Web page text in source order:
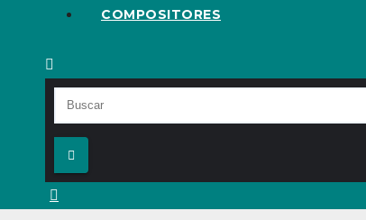
COMPOSITORES